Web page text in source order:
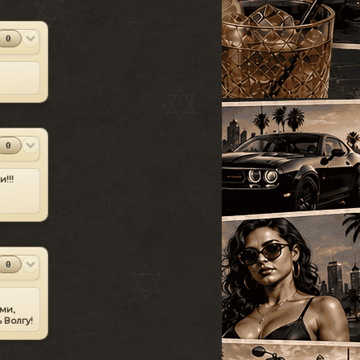
0
0
0
Волгу!